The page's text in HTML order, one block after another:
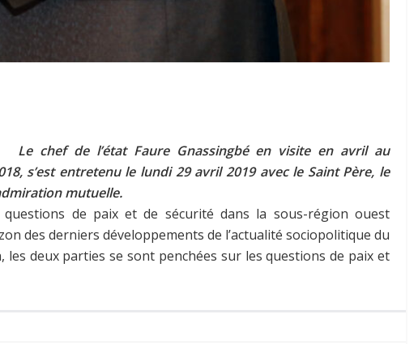
Le chef de l’état Faure Gnassingbé en visite en avril au
s’est entretenu le lundi 29 avril 2019 avec le Saint Père, le
mutuelle.
de paix et de sécurité dans la sous-région ouest
des derniers développements de l’actualité sociopolitique du
deux parties se sont penchées sur les questions de paix et